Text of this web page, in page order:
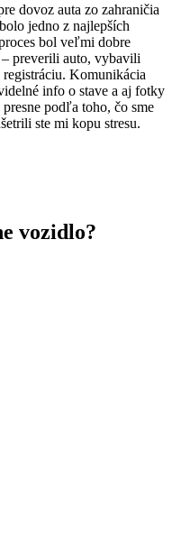
dovoz auta zo zahraničia
jedno z najlepších
bol veľmi dobre
preverili auto, vybavili
Komunikácia
info o stave a aj fotky
podľa toho, čo sme
ste mi kopu stresu.
vozidlo?